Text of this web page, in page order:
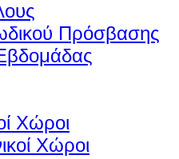
Πρόσβασης
Χώροι
Χώροι